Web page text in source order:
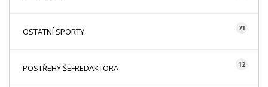
OSTATNÍ SPORTY 71
POSTŘEHY ŠÉFREDAKTORA 12